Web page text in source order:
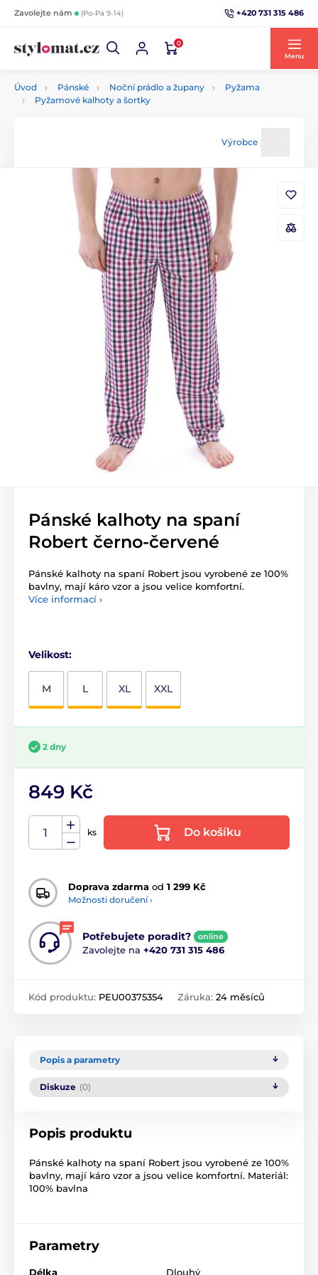
Zavolejte nám (Po-Pá 9-14) +420 731 315 486
0
Menu
Úvod Pánské Noční prádlo a župany
Pyžama
Pyžamové kalhoty a šortky
Výrobce
Pánské kalhoty na spaní
Robert černo-červené
Pánské kalhoty na spaní Robert jsou vyrobené ze 100%
bavlny, mají káro vzor a jsou velice komfortní.
Více informací ›
Velikost:
M L XL XXL
2 dny
849 Kč
ks Do košíku
Doprava zdarma od 1 299 Kč
Možnosti doručení ›
Potřebujete poradit? online
Zavolejte na +420 731 315 486
Kód produktu: PEU00375354 Záruka: 24 měsíců
Popis a parametry
Diskuze (0)
Popis produktu
Pánské kalhoty na spaní Robert jsou vyrobené ze 100%
bavlny, mají káro vzor a jsou velice komfortní. Materiál:
100% bavlna
Parametry
Délka Dlouhý